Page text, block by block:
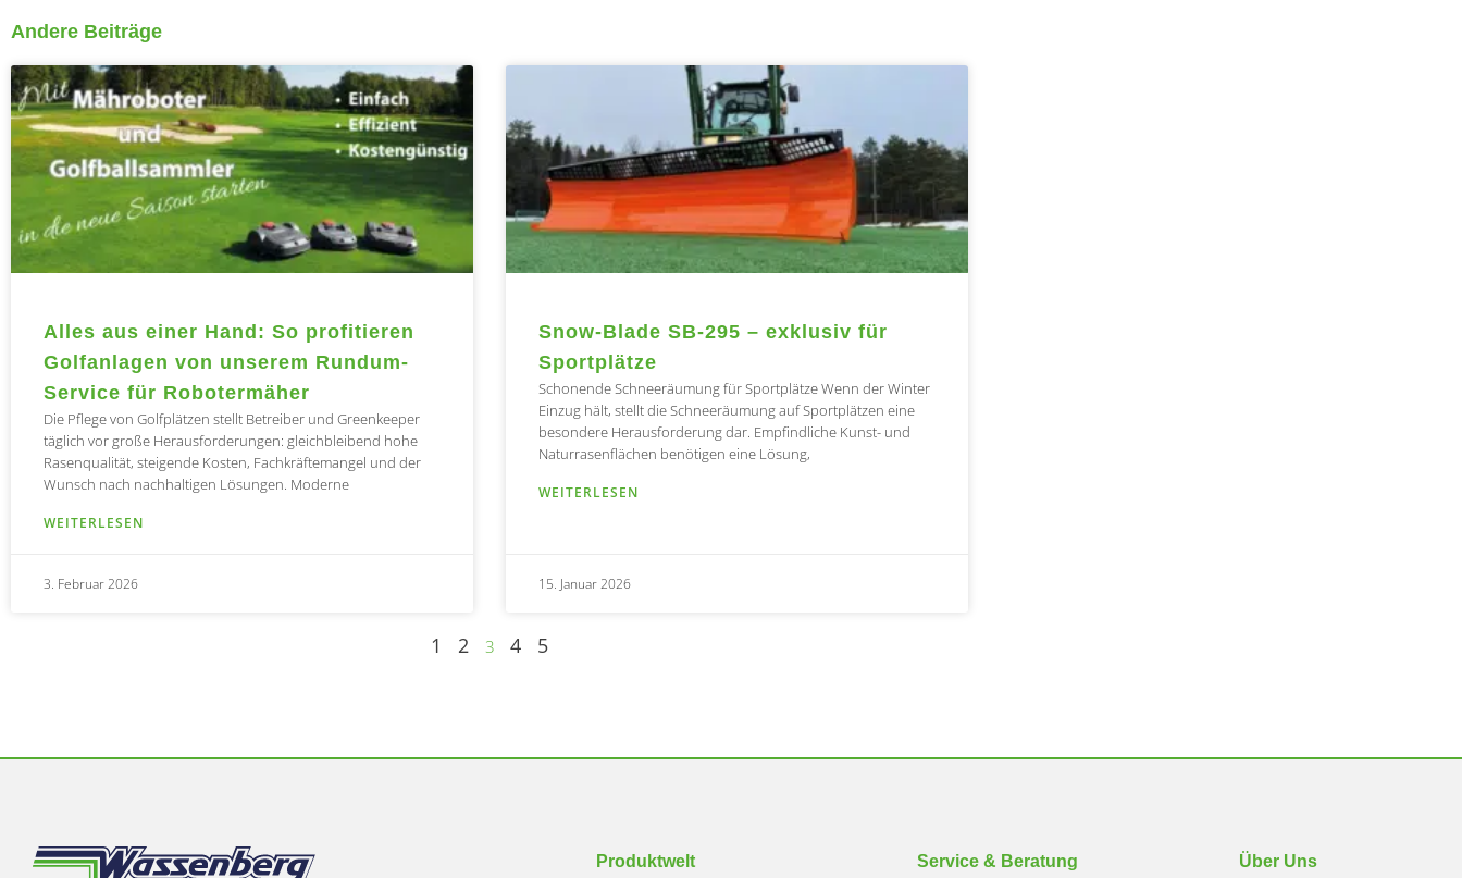
Andere Beiträge
Alles aus einer Hand: So profitieren
Golfanlagen von unserem Rundum-
Service für Robotermäher
Die Pflege von Golfplätzen stellt Betreiber und Greenkeeper
täglich vor große Herausforderungen: gleichbleibend hohe
Rasenqualität, steigende Kosten, Fachkräftemangel und der
Wunsch nach nachhaltigen Lösungen. Moderne
WEITERLESEN
3. Februar 2026
Snow-Blade SB-295 – exklusiv für
Sportplätze
Schonende Schneeräumung für Sportplätze Wenn der Winter
Einzug hält, stellt die Schneeräumung auf Sportplätzen eine
besondere Herausforderung dar. Empfindliche Kunst- und
Naturrasenflächen benötigen eine Lösung,
WEITERLESEN
15. Januar 2026
Seite
1
Seite
2 3
Seite
4
Seite
5
Produktwelt Service & Beratung Über Uns